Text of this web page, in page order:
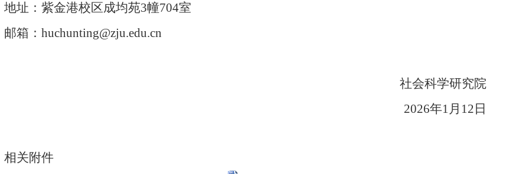
地址：紫金港校区成均苑3幢704室
邮箱： huchunting@zju.edu.cn
社会科学研究院
2026年1月 12 日
相关附件